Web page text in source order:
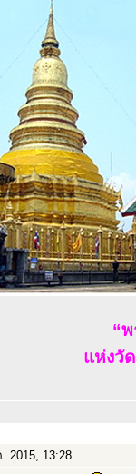
“
แห่งวั
2015, 13:28